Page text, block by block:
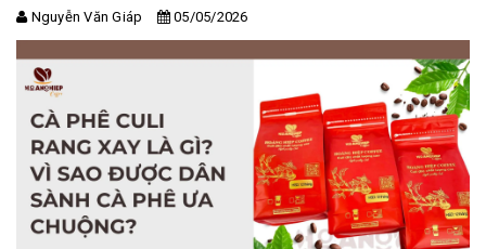
Nguyễn Văn Giáp 05/05/2026